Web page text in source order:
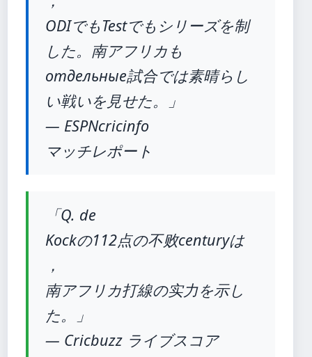
ODIでもTestでもシリーズを制
した。南アフリカも
отдельные試合では素晴らし
い戦いを見せた。」
— ESPNcricinfo
マッチレポート
「Q. de
Kockの112点の不败centuryは
，
南アフリカ打線の实力を示し
た。」
— Cricbuzz ライブスコア